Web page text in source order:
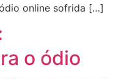
online sofrida […]
o ódio